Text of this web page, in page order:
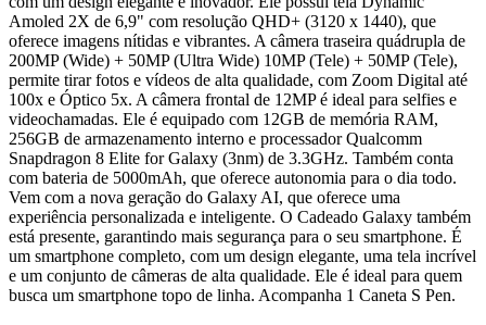
Amoled 2X de 6,9" com resolução QHD+ (3120 x 1440), que
oferece imagens nítidas e vibrantes. A câmera traseira quádrupla de
200MP (Wide) + 50MP (Ultra Wide) 10MP (Tele) + 50MP (Tele),
permite tirar fotos e vídeos de alta qualidade, com Zoom Digital até
100x e Óptico 5x. A câmera frontal de 12MP é ideal para selfies e
videochamadas. Ele é equipado com 12GB de memória RAM,
256GB de armazenamento interno e processador Qualcomm
Snapdragon 8 Elite for Galaxy (3nm) de 3.3GHz. Também conta
com bateria de 5000mAh, que oferece autonomia para o dia todo.
Vem com a nova geração do Galaxy AI, que oferece uma
experiência personalizada e inteligente. O Cadeado Galaxy também
está presente, garantindo mais segurança para o seu smartphone. É
um smartphone completo, com um design elegante, uma tela incrível
e um conjunto de câmeras de alta qualidade. Ele é ideal para quem
busca um smartphone topo de linha. Acompanha 1 Caneta S Pen.